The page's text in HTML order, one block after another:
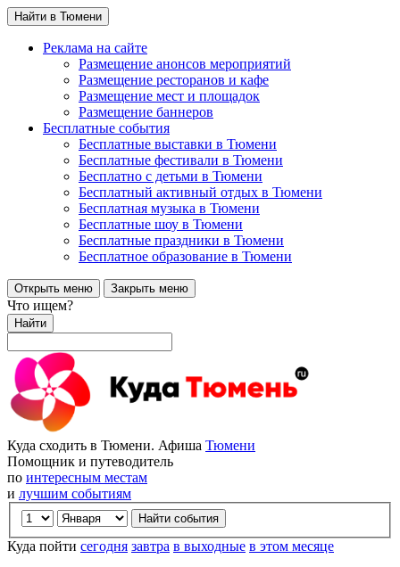
Найти в Тюмени
Реклама на сайте
Размещение анонсов мероприятий
Размещение ресторанов и кафе
Размещение мест и площадок
Размещение баннеров
Бесплатные события
Бесплатные выставки в Тюмени
Бесплатные фестивали в Тюмени
Бесплатно с детьми в Тюмени
Бесплатный активный отдых в Тюмени
Бесплатная музыка в Тюмени
Бесплатные шоу в Тюмени
Бесплатные праздники в Тюмени
Бесплатное образование в Тюмени
Открыть меню Закрыть меню
Что ищем?
Найти
Куда сходить в Тюмени. Афиша Тюмени
Помощник и путеводитель
по интересным местам
и лучшим событиям
Куда пойти сегодня завтра в выходные в этом месяце